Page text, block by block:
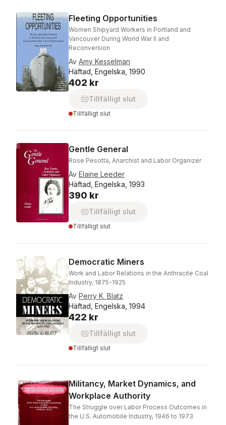
Fleeting Opportunities
Women Shipyard Workers in Portland and
Vancouver During World War II and
Reconversion
Av Amy Kesselman
Häftad, Engelska, 1990
402 kr
Tillfälligt slut
Tillfälligt slut
Gentle General
Rose Pesotta, Anarchist and Labor Organizer
Av Elaine Leeder
Häftad, Engelska, 1993
390 kr
Tillfälligt slut
Tillfälligt slut
Democratic Miners
Work and Labor Relations in the Anthracite Coal
Industry, 1875-1925
Av Perry K. Blatz
Häftad, Engelska, 1994
422 kr
Tillfälligt slut
Tillfälligt slut
Militancy, Market Dynamics, and
Workplace Authority
The Struggle over Labor Process Outcomes in
the U.S. Automobile Industry, 1946 to 1973